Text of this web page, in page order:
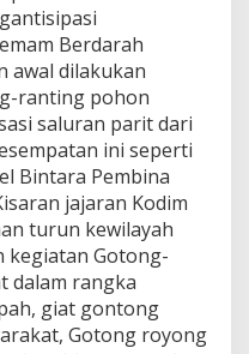
Berdarah
awal dilakukan
ranting pohon
saluran parit dari
ini seperti
Bintara Pembina
jajaran Kodim
turun kewilayah
kegiatan Gotong-
dalam rangka
giat gontong
Gotong royong